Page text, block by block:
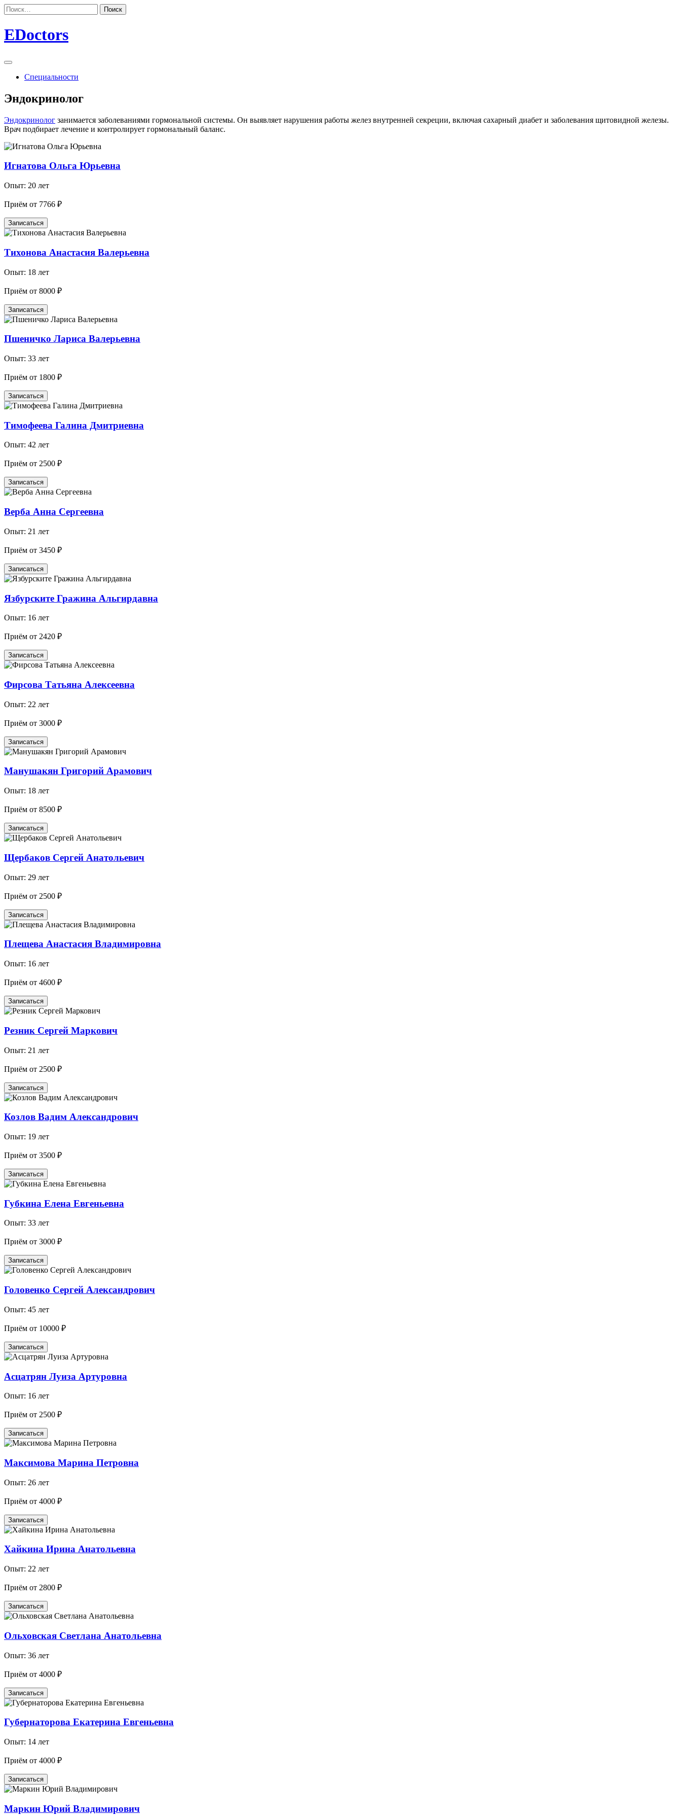
Skip
to
Найти:
EDoctors
Специальности
Эндокринолог
Эндокринолог занимается заболеваниями гормональной системы. Он выявляет нарушения работы желез внутренней секреции, включая сахарный диабет и заболевания щитовидной железы.
Врач подбирает лечение и контролирует гормональный баланс.
Игнатова Ольга Юрьевна
Опыт: 20 лет
Приём от 7766 ₽
Записаться
Тихонова Анастасия Валерьевна
Опыт: 18 лет
Приём от 8000 ₽
Записаться
Пшеничко Лариса Валерьевна
Опыт: 33 лет
Приём от 1800 ₽
Записаться
Тимофеева Галина Дмитриевна
Опыт: 42 лет
Приём от 2500 ₽
Записаться
Верба Анна Сергеевна
Опыт: 21 лет
Приём от 3450 ₽
Записаться
Язбурските Гражина Альгирдавна
Опыт: 16 лет
Приём от 2420 ₽
Записаться
Фирсова Татьяна Алексеевна
Опыт: 22 лет
Приём от 3000 ₽
Записаться
Манушакян Григорий Арамович
Опыт: 18 лет
Приём от 8500 ₽
Записаться
Щербаков Сергей Анатольевич
Опыт: 29 лет
Приём от 2500 ₽
Записаться
Плещева Анастасия Владимировна
Опыт: 16 лет
Приём от 4600 ₽
Записаться
Резник Сергей Маркович
Опыт: 21 лет
Приём от 2500 ₽
Записаться
Козлов Вадим Александрович
Опыт: 19 лет
Приём от 3500 ₽
Записаться
Губкина Елена Евгеньевна
Опыт: 33 лет
Приём от 3000 ₽
Записаться
Головенко Сергей Александрович
Опыт: 45 лет
Приём от 10000 ₽
Записаться
Асцатрян Луиза Артуровна
Опыт: 16 лет
Приём от 2500 ₽
Записаться
Максимова Марина Петровна
Опыт: 26 лет
Приём от 4000 ₽
Записаться
Хайкина Ирина Анатольевна
Опыт: 22 лет
Приём от 2800 ₽
Записаться
Ольховская Светлана Анатольевна
Опыт: 36 лет
Приём от 4000 ₽
Записаться
Губернаторова Екатерина Евгеньевна
Опыт: 14 лет
Приём от 4000 ₽
Записаться
Маркин Юрий Владимирович